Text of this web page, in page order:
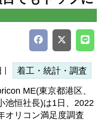
| 着工・統計・調査
ME(東京都港区、
池恒社長)は1日、2022
オリコン満足度調査